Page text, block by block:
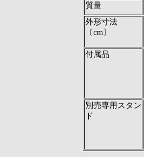
質量
外形寸法
〔cm〕
付属品
別売専用スタン
ド